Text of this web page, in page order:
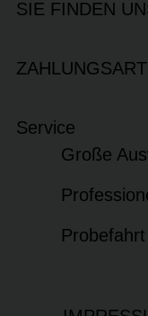
SIE FINDEN
Service
Große